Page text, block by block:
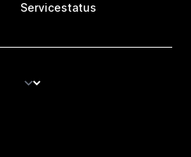
Servicestatus